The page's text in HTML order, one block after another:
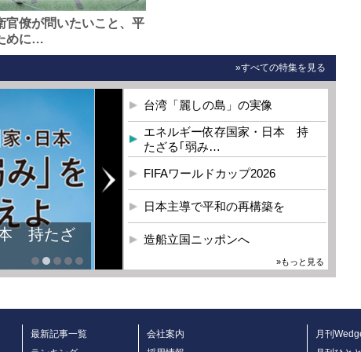
官僚が問いたいこと、平
めに…
»すべての特集を見る
本 持たざ
台湾「麗しの島」の実像
エネルギー依存国家・日本 持
たざる｢弱み…
FIFAワールドカップ2026
日本主導で平和の再構築を
造船立国ニッポンへ
»もっと見る
最新記事一覧
会社案内
月刊